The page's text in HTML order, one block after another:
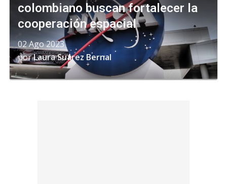
colombiano buscan fortalecer la
cooperación espacial
02 Ago 2023
porLaura Suárez Bernal